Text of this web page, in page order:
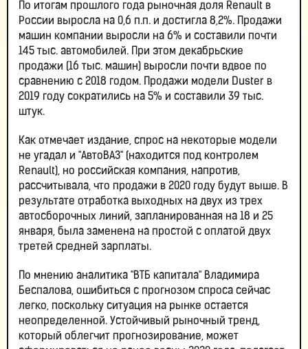
По итогам прошлого года рыночная доля Renault в
России выросла на 0,6 п.п. и достигла 8,2%. Продажи
машин компании выросли на 6% и составили почти
145 тыс. автомобилей. При этом декабрьские
продажи (16 тыс. машин) выросли почти вдвое по
сравнению с 2018 годом. Продажи модели Duster в
2019 году сократились на 5% и составили 39 тыс.
штук.
Как отмечает издание, спрос на некоторые модели
не угадал и "АвтоВАЗ" (находится под контролем
Renault), но российская компания, напротив,
рассчитывала, что продажи в 2020 году будут выше. В
результате отработка выходных на двух из трех
автосборочных линий, запланированная на 18 и 25
января, была заменена на простой с оплатой двух
третей средней зарплаты.
По мнению аналитика "ВТБ капитала" Владимира
Беспалова, ошибиться с прогнозом спроса сейчас
легко, поскольку ситуация на рынке остается
неопределенной. Устойчивый рыночный тренд,
который облегчит прогнозирование, может